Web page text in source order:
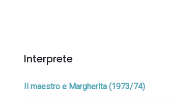
Interprete
Il maestro e Margherita (1973/74)